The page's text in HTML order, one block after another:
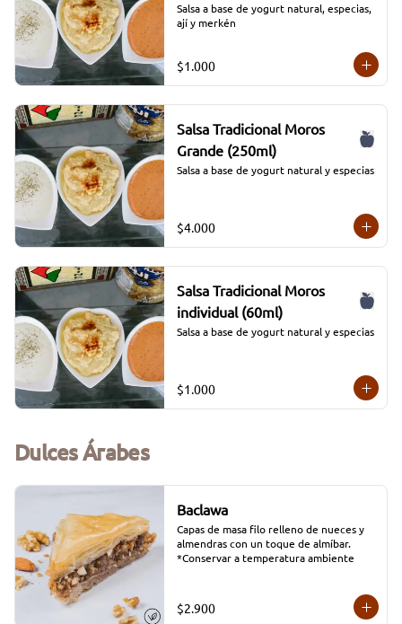
Salsa a base de yogurt natural, especias,
ají y merkén
$1.000
Salsa Tradicional Moros
Grande (250ml)
Salsa a base de yogurt natural y especias
$4.000
Salsa Tradicional Moros
individual (60ml)
Salsa a base de yogurt natural y especias
$1.000
Dulces Árabes
Baclawa
Capas de masa filo relleno de nueces y
almendras con un toque de almíbar.
*Conservar a temperatura ambiente
$2.900